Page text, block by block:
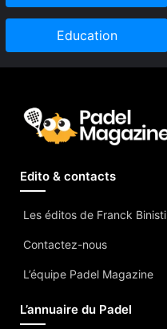
Education
Edito & contacts
Les éditos de Franck Binisti
Contactez-nous
L’équipe Padel Magazine
L’annuaire du Padel